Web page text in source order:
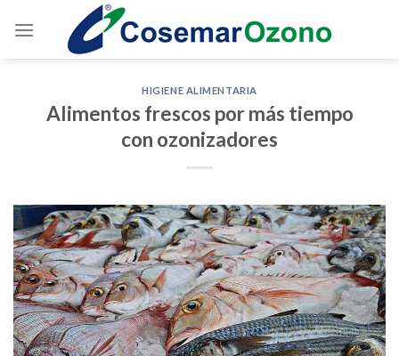
HIGIENE ALIMENTARIA
Alimentos frescos por más tiempo
con ozonizadores